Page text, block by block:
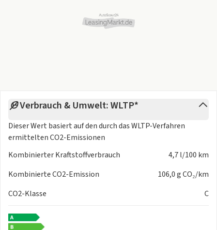
Warnhinweis 'nicht angelegte Gurte vorne und hinten'
Starter-Paket (Fußmatten, Erste-Hilfe-Set, u.v.m.)
><><><><><><><><><><><><><><><><><><><><><><>
<><><><><><><><><>
Leasingrückgabe-Schutz
Lack, Dellen, Innenraum und Felgen bis 3.000 € – mit nur 300
Mobilize Financial Services.
<><><><><><><><><>
Verbrauch & Umwelt: WLTP*
Dieser Wert basiert auf den durch dasWLTP-Verfahren
ermittelten CO2-Emissionen
Kombinierter Kraftstoffverbrauch
4,7 l/100 km
Kombinierte CO2-Emission
106,0 g CO₂/km
CO2-Klasse
C